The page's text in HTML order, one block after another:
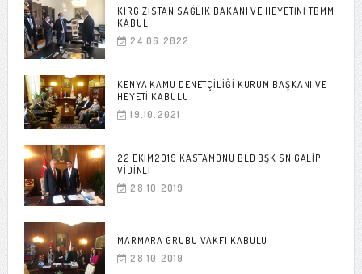
KIRGIZISTAN SAĞLIK BAKANI VE HEYETINI TBMM
KABUL
24.06.2022
KENYA KAMU DENETÇILIĞI KURUM BAŞKANI VE
HEYETI KABULÜ
19.10.2021
22 EKIM2019 KASTAMONU BLD BŞK SN GALIP
VIDINLI
28.10.2019
MARMARA GRUBU VAKFI KABULU
28.10.2019